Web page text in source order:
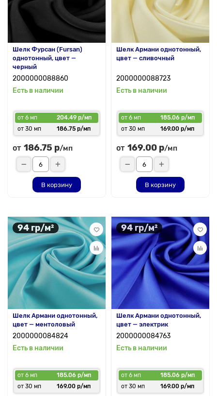
Шелк Фурсан (Fursan)
однотонный, цвет —
черный
2000000088860
Есть в наличии
от 6 мп
204.49 р/мп
от 30 мп
186.75 р/мп
от 186.75 р/мп
В корзину
Шелк Армани однотонный,
цвет — сливочный
2000000088723
Есть в наличии
от 6 мп
185.06 р/мп
от 30 мп
169.00 р/мп
от 169.00 р/мп
В корзину
94 гр/м²
Шелк Армани однотонный,
цвет — ментоловый
2000000084824
Есть в наличии
от 6 мп
185.06 р/мп
от 30 мп
169.00 р/мп
94 гр/м²
Шелк Армани однотонный,
цвет — электрик
2000000084763
Есть в наличии
от 6 мп
185.06 р/мп
от 30 мп
169.00 р/мп